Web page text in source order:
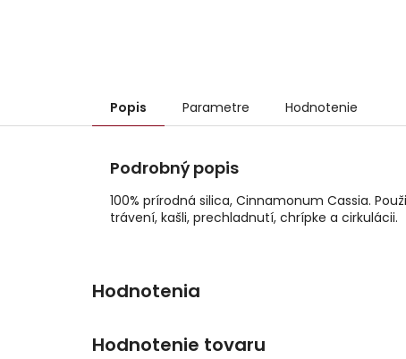
Popis Parametre Hodnotenie
Podrobný popis
100% prírodná silica, Cinnamonum Cassia.
trávení, kašli, prechladnutí, chrípke a cirkulácii.
Hodnotenie tovaru